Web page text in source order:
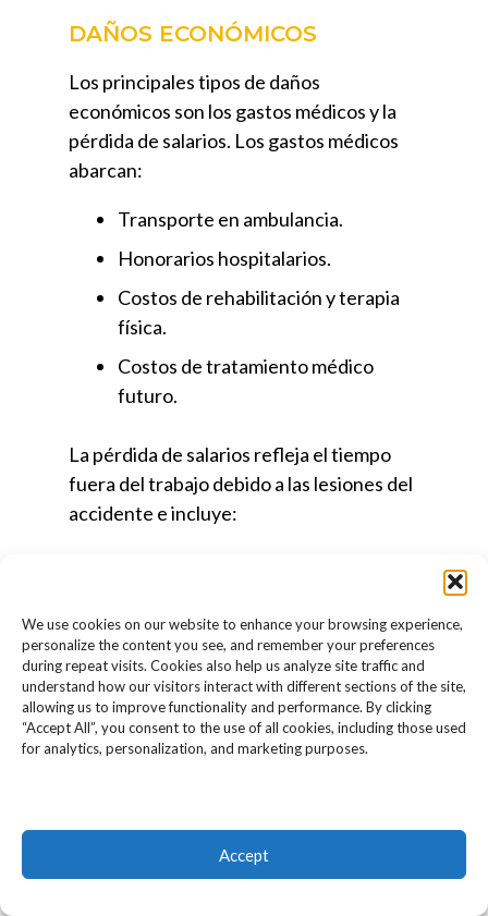
We use cookies on our website to enhance your browsing experience,
personalize the content you see, and remember your preferences
during repeat visits. Cookies also help us analyze site traffic and
understand how our visitors interact with different sections of the site,
allowing us to improve functionality and performance. By clicking
“Accept All”, you consent to the use of all cookies, including those used
for analytics, personalization, and marketing purposes.
Accept
DAÑOS ECONÓMICOS
Los principales tipos de daños
económicos son los gastos médicos y la
pérdida de salarios. Los gastos médicos
abarcan:
Transporte en ambulancia.
Honorarios hospitalarios.
Costos de rehabilitación y terapia
física.
Costos de tratamiento médico
futuro.
La pérdida de salarios refleja el tiempo
fuera del trabajo debido a las lesiones del
accidente e incluye:
Horas extras.
Tiempo de vacaciones.
Pérdida de capacidad de ganancia.
Los daños no económicos son pérdidas o
lesiones que sufre la víctima de un